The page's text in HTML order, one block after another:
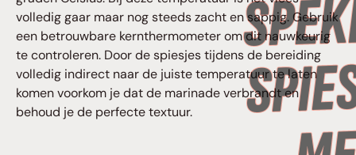
volledig gaar maar nog steeds zacht en sappig. Gebruik
een betrouwbare kernthermometer om dit nauwkeurig
te controleren. Door de spiesjes tijdens de bereiding
volledig indirect naar de juiste temperatuur te laten
komen voorkom je dat de marinade verbrandt en
behoud je de perfecte textuur.